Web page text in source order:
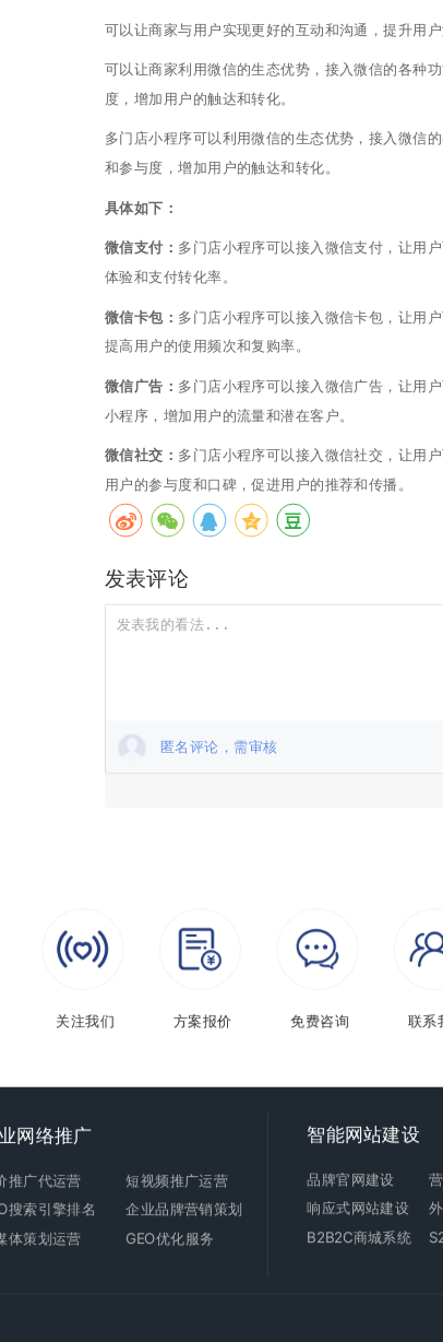
可以让商家与用户实现更好的互动和沟通，提升用
可以让商家利用微信的生态优势，接入微信的各种
度，增加用户的触达和转化。
多门店小程序可以利用微信的生态优势，接入微信
和参与度，增加用户的触达和转化。
具体如下：
微信支付： 多门店小程序可以接入微信支付，让用
体验和支付转化率。
微信卡包： 多门店小程序可以接入微信卡包，让用
提高用户的使用频次和复购率。
微信广告： 多门店小程序可以接入微信广告，让用
小程序，增加用户的流量和潜在客户。
微信社交： 多门店小程序可以接入微信社交，让用
用户的参与度和口碑，促进用户的推荐和传播。
发表评论
匿名评论，需审核
关注我们
方案报价 免费咨询 联系
智能网站建设
品牌官网建设
B2B2C商城系统
响应式网站建设
网络推广
搜索引擎排名 企业品牌营销策划
GEO优化服务
体策划运营
推广代运营 短视频推广运营